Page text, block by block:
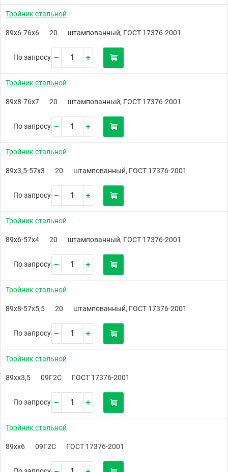
Тройник стальной
89х6-76х6 20 штампованный, ГОСТ 17376-2001
По запросу
Тройник стальной
89х8-76х7 20 штампованный, ГОСТ 17376-2001
По запросу
Тройник стальной
89х3,5-57х3 20 штампованный, ГОСТ 17376-2001
По запросу
Тройник стальной
89х6-57х4 20 штампованный, ГОСТ 17376-2001
По запросу
Тройник стальной
89х8-57х5,5 20 штампованный, ГОСТ 17376-2001
По запросу
Тройник стальной
89хх3,5 09Г2С ГОСТ 17376-2001
По запросу
Тройник стальной
89хх6 09Г2С ГОСТ 17376-2001